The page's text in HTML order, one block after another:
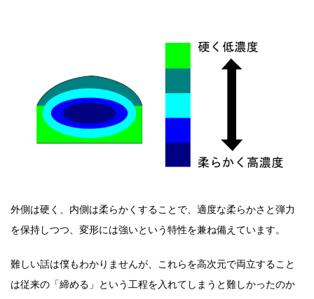
外側は硬く、内側は柔らかくすることで、適度な柔らかさと弾力
を保持しつつ、変形には強いという特性を兼ね備えています。
難しい話は僕もわかりませんが、これらを高次元で両立すること
は従来の「締める」という工程を入れてしまうと難しかったのか